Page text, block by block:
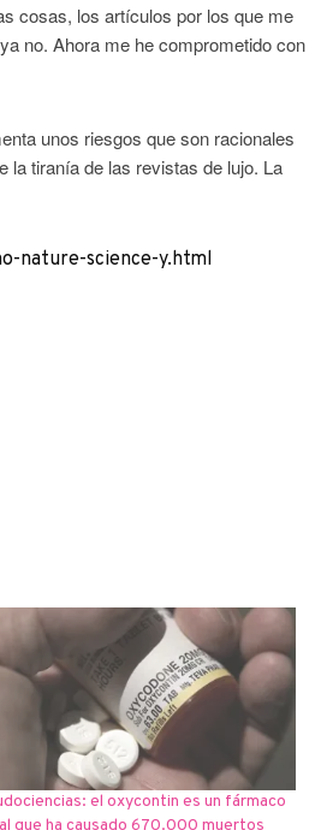
cosas, los artículos por los que me
no. Ahora me he comprometido con
unos riesgos que son racionales
la tiranía de las revistas de lujo. La
nature-science-y.html
el oxycontin es un fármaco
que ha causado 670.000 muertos